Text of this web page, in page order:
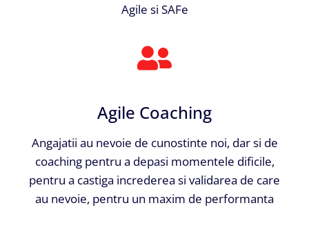
Agile si SAFe
Agile Coaching
Angajatii au nevoie de cunostinte noi, dar si de
coaching pentru a depasi momentele dificile,
pentru a castiga increderea si validarea de care
au nevoie, pentru un maxim de performanta